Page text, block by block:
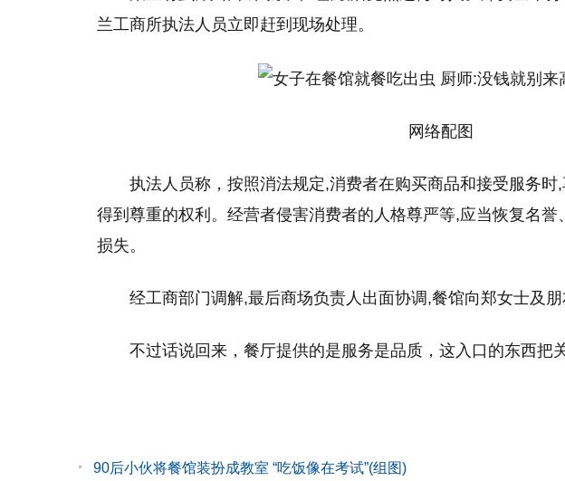
兰工商所执法人员立即赶到现场处理。
网络配图
执法人员称，按照消法规定,消费者在购买商品和接受服务
得到尊重的权利。经营者侵害消费者的人格尊严等,应当恢复名
损失。
经工商部门调解,最后商场负责人出面协调,餐馆向郑女士及朋
不过话说回来，餐厅提供的是服务是品质，这入口的东西把
90后小伙将餐馆装扮成教室 “吃饭像在考试”(组图)